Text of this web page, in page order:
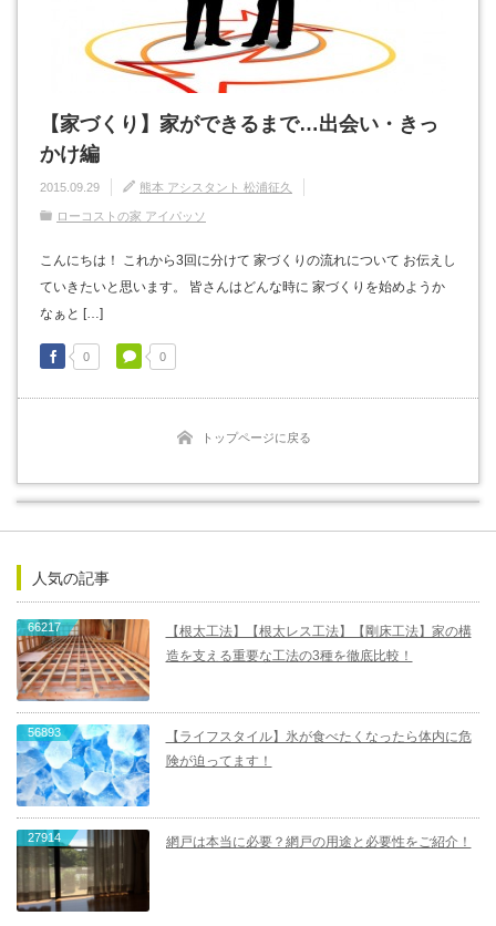
【家づくり】家ができるまで…出会い・きっ
かけ編
2015.09.29 熊本 アシスタント 松浦征久
ローコストの家 アイパッソ
こんにちは！ これから3回に分けて 家づくりの流れについて お伝えし
ていきたいと思います。 皆さんはどんな時に 家づくりを始めようか
なぁと […]
0 0
トップページに戻る
人気の記事
66217
【根太工法】【根太レス工法】【剛床工法】家の構
造を支える重要な工法の3種を徹底比較！
56893
【ライフスタイル】氷が食べたくなったら体内に危
険が迫ってます！
27914 網戸は本当に必要？網戸の用途と必要性をご紹介！